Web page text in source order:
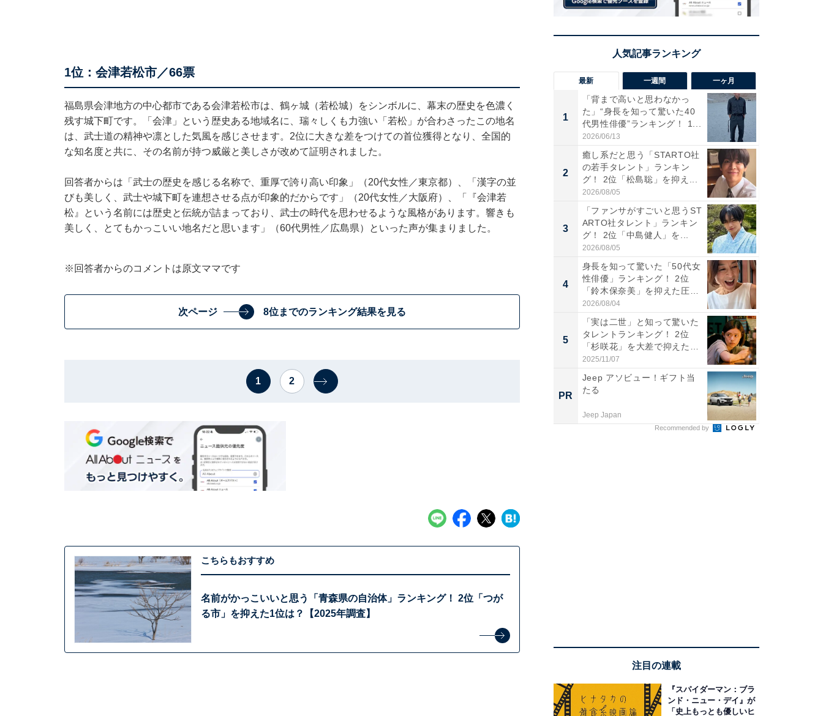
1位：会津若松市／66票
福島県会津地方の中心都市である会津若松市は、鶴ヶ城（若松城）をシンボルに、幕末の歴史を色濃く
残す城下町です。「会津」という歴史ある地域名に、瑞々しくも力強い「若松」が合わさったこの地名
は、武士道の精神や凛とした気風を感じさせます。2位に大きな差をつけての首位獲得となり、全国的
な知名度と共に、その名前が持つ威厳と美しさが改めて証明されました。
回答者からは「武士の歴史を感じる名称で、重厚で誇り高い印象」（20代女性／東京都）、「漢字の並
びも美しく、武士や城下町を連想させる点が印象的だからです」（20代女性／大阪府）、「『会津若
松』という名前には歴史と伝統が詰まっており、武士の時代を思わせるような風格があります。響きも
美しく、とてもかっこいい地名だと思います」（60代男性／広島県）といった声が集まりました。
※回答者からのコメントは原文ママです
次ページ 8位までのランキング結果を見る
1 2
こちらもおすすめ
名前がかっこいいと思う「青森県の自治体」ランキング！ 2位「つが
る市」を抑えた1位は？【2025年調査】
最新 一週間 一ヶ月
1
「背まで高いと思わなかっ
た」“身長を知って驚いた40
代男性俳優”ランキング！ 1...
2026/06/13
2
癒し系だと思う「STARTO社
の若手タレント」ランキン
グ！ 2位「松島聡」を抑え...
2026/08/05
3
「ファンサがすごいと思うST
ARTO社タレント」ランキン
グ！ 2位「中島健人」を...
2026/08/05
4
身長を知って驚いた「50代女
性俳優」ランキング！ 2位
「鈴木保奈美」を抑えた圧
倒...
2026/08/04
5
「実は二世」と知って驚いた
タレントランキング！ 2位
「杉咲花」を大差で抑えた1
位...
2025/11/07
PR
Jeep アソビュー！ギフト当
たる
Jeep Japan
Recommended by
注目の連載
『スパイダーマン：ブラ
ンド・ニュー・デイ』が
「史上もっとも優しいヒ